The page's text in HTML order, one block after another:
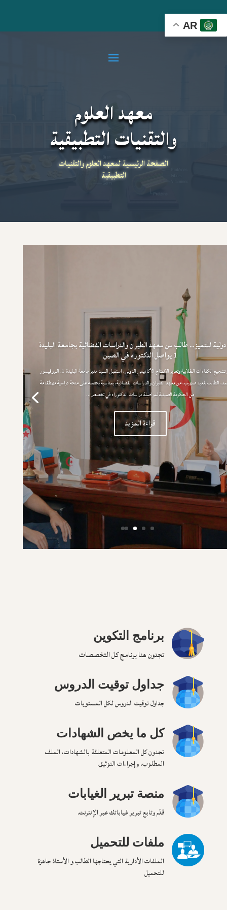
AR
معهد العلوم
والتقنيات التطبيقية
الصفحة الرئيسية لمعهد العلوم والتقنيات
التطبيقية
للتميز.. طالب من معهد الطيران والدراسات الفضائية بجامعة البليدة
1 يواصل الدكتوراه في الصين
في إطار تشجيع الكفاءات الطلابية وتعزيز الانفتاح الأكاديمي الدولي، استقبل السيد مدير جامعة البليدة 1، البروفيسور
الطالب بلعيد صهيب، من معهد الطيران والدراسات الفضائية، بمناسبة تحصله على منحة دراسية مهطقدمة
من الحكومة الصينية لمواصلة دراسات الدكتوراه في تخصص...
قراءة المزيد
برنامج التكوين
تجدون هنا برنامج كل التخصصات
جداول توقيت الدروس
جداول توقيت الدروس لكل المستويات
كل ما يخص الشهادات
تجدون كل المعلومات المتعلقة بالشهادات، الملف
المطلوب، وإجراءات التوثيق.
منصة تبرير الغيابات
قدّم وتابع تبرير غياباتك عبر الإنترنت.
ملفات للتحميل
الملفات الأدارية التي يحتاجها الطالب و الأستاذ جاهزة
للتحميل